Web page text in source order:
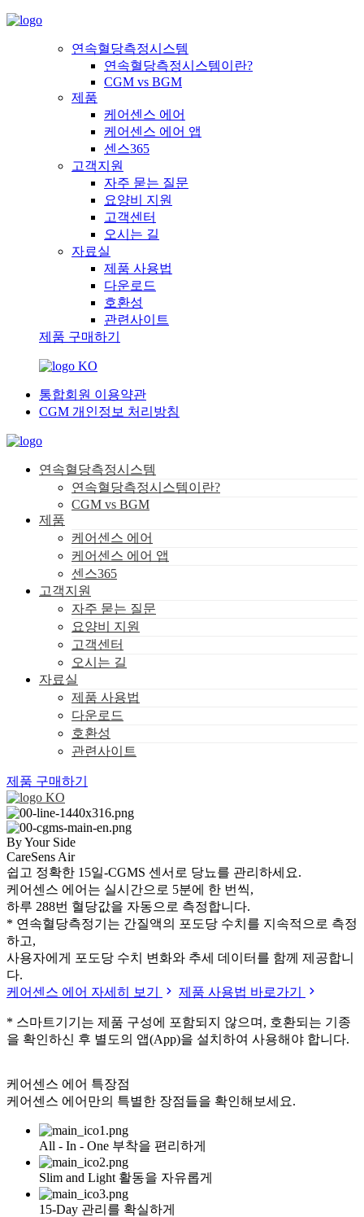
연속혈당측정시스템
연속혈당측정시스템이란?
CGM vs BGM
제품
케어센스 에어
케어센스 에어 앱
센스365
고객지원
자주 묻는 질문
요양비 지원
고객센터
오시는 길
자료실
제품 사용법
다운로드
호환성
관련사이트
제품 구매하기
KO
통합회원 이용약관
CGM 개인정보 처리방침
연속혈당측정시스템
연속혈당측정시스템이란?
CGM vs BGM
제품
케어센스 에어
케어센스 에어 앱
센스365
고객지원
자주 묻는 질문
요양비 지원
고객센터
오시는 길
자료실
제품 사용법
다운로드
호환성
관련사이트
제품 구매하기
KO
By Your Side
CareSens Air
쉽고 정확한 15일-CGMS 센서로 당뇨를 관리하세요.
케어센스 에어는 실시간으로 5분에 한 번씩,
하루 288번 혈당값을 자동으로 측정합니다.
* 연속혈당측정기는 간질액의 포도당 수치를 지속적으로 측정
하고,
사용자에게 포도당 수치 변화와 추세 데이터를 함께 제공합니
다.
케어센스 에어 자세히 보기
제품 사용법 바로가기
* 스마트기기는 제품 구성에 포함되지 않으며, 호환되는 기종
을 확인하신 후 별도의 앱(App)을 설치하여 사용해야 합니다.
케어센스 에어 특장점
케어센스 에어만의 특별한 장점들을 확인해보세요.
All - In - One 부착을 편리하게
Slim and Light 활동을 자유롭게
15-Day 관리를 확실하게